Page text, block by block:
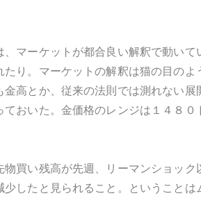
マーケットが都合良い解釈で動い
り。マーケットの解釈は猫の目の
高とか、従来の法則では測れない
おいた。金価格のレンジは１４８
買い残高が先週、リーマンショッ
したと見られること。ということ